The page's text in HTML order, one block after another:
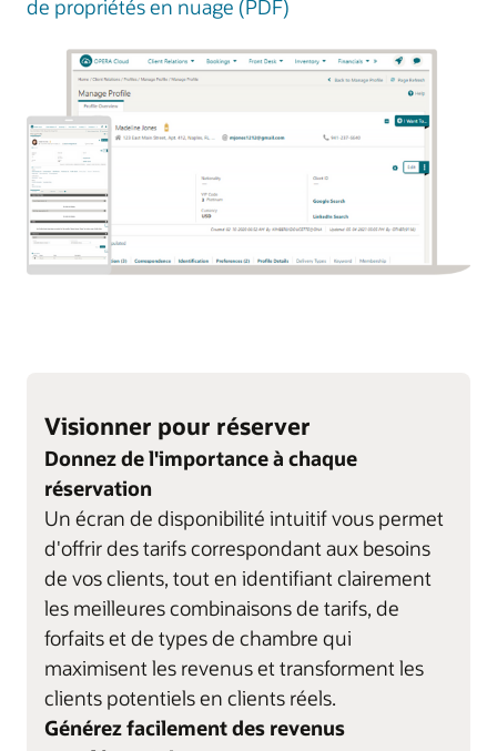
de propriétés en nuage (PDF)
Visionner pour réserver
Donnez de l'importance à chaque
réservation
Un écran de disponibilité intuitif vous permet
d'offrir des tarifs correspondant aux besoins
de vos clients, tout en identifiant clairement
les meilleures combinaisons de tarifs, de
forfaits et de types de chambre qui
maximisent les revenus et transforment les
clients potentiels en clients réels.
Générez facilement des revenus